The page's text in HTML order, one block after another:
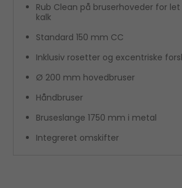
Rub Clean på bruserhoveder for
kalk
Standard 150 mm CC
Inklusiv rosetter og excentriske
Ø 200 mm hovedbruser
Håndbruser
Bruseslange 1750 mm i metal
Integreret omskifter